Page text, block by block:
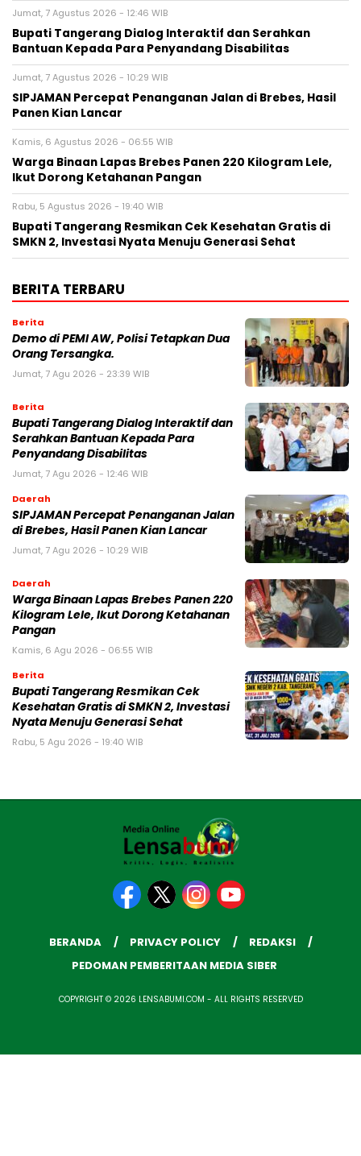
Jumat, 7 Agustus 2026 - 12:46 WIB
Bupati Tangerang Dialog Interaktif dan Serahkan
Bantuan Kepada Para Penyandang Disabilitas
Jumat, 7 Agustus 2026 - 10:29 WIB
SIPJAMAN Percepat Penanganan Jalan di Brebes, Hasil
Panen Kian Lancar
Kamis, 6 Agustus 2026 - 06:55 WIB
Warga Binaan Lapas Brebes Panen 220 Kilogram Lele,
Ikut Dorong Ketahanan Pangan
Rabu, 5 Agustus 2026 - 19:40 WIB
‎Bupati Tangerang Resmikan Cek Kesehatan Gratis di
SMKN 2, Investasi Nyata Menuju Generasi Sehat
BERITA TERBARU
Berita
Demo di PEMI AW, Polisi Tetapkan Dua
Orang Tersangka.
Jumat, 7 Agu 2026 - 23:39 WIB
Berita
Bupati Tangerang Dialog Interaktif dan
Serahkan Bantuan Kepada Para
Penyandang Disabilitas
Jumat, 7 Agu 2026 - 12:46 WIB
Daerah
SIPJAMAN Percepat Penanganan Jalan
di Brebes, Hasil Panen Kian Lancar
Jumat, 7 Agu 2026 - 10:29 WIB
Daerah
Warga Binaan Lapas Brebes Panen 220
Kilogram Lele, Ikut Dorong Ketahanan
Pangan
Kamis, 6 Agu 2026 - 06:55 WIB
Berita
‎Bupati Tangerang Resmikan Cek
Kesehatan Gratis di SMKN 2, Investasi
Nyata Menuju Generasi Sehat
Rabu, 5 Agu 2026 - 19:40 WIB
BERANDA PRIVACY POLICY
REDAKSI
PEDOMAN PEMBERITAAN MEDIA SIBER
COPYRIGHT © 2026 LENSABUMI.COM - ALL RIGHTS RESERVED